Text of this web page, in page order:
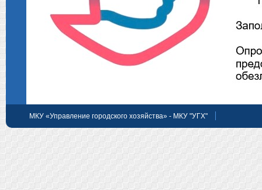
МКУ «Управление городского хозяйства» - МКУ "УГХ"